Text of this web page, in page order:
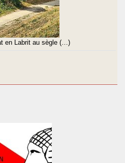
en Labrit au sègle (…)